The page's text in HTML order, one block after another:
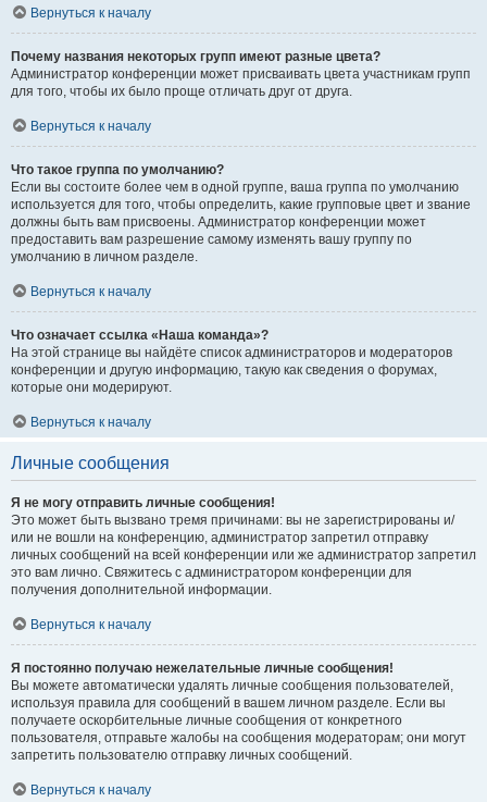
Вернуться к началу
Почему названия некоторых групп имеют разные цвета?
Администратор конференции может присваивать цвета участникам групп
для того, чтобы их было проще отличать друг от друга.
Вернуться к началу
Что такое группа по умолчанию?
Если вы состоите более чем в одной группе, ваша группа по умолчанию
используется для того, чтобы определить, какие групповые цвет и звание
должны быть вам присвоены. Администратор конференции может
предоставить вам разрешение самому изменять вашу группу по
умолчанию в личном разделе.
Вернуться к началу
Что означает ссылка «Наша команда»?
На этой странице вы найдёте список администраторов и модераторов
конференции и другую информацию, такую как сведения о форумах,
которые они модерируют.
Вернуться к началу
Личные сообщения
Я не могу отправить личные сообщения!
Это может быть вызвано тремя причинами: вы не зарегистрированы и/
или не вошли на конференцию, администратор запретил отправку
личных сообщений на всей конференции или же администратор запретил
это вам лично. Свяжитесь с администратором конференции для
получения дополнительной информации.
Вернуться к началу
Я постоянно получаю нежелательные личные сообщения!
Вы можете автоматически удалять личные сообщения пользователей,
используя правила для сообщений в вашем личном разделе. Если вы
получаете оскорбительные личные сообщения от конкретного
пользователя, отправьте жалобы на сообщения модераторам; они могут
запретить пользователю отправку личных сообщений.
Вернуться к началу